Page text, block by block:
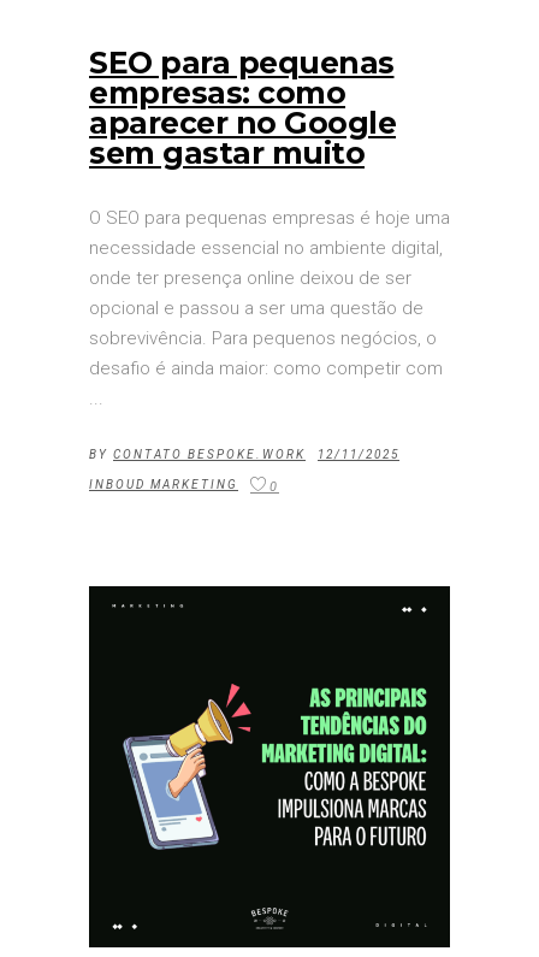
SEO para pequenas
empresas: como
aparecer no Google
sem gastar muito
O SEO para pequenas empresas é hoje uma
necessidade essencial no ambiente digital,
onde ter presença online deixou de ser
opcional e passou a ser uma questão de
sobrevivência. Para pequenos negócios, o
desafio é ainda maior: como competir com
BY CONTATO BESPOKE.WORK 12/11/2025
INBOUD MARKETING 0